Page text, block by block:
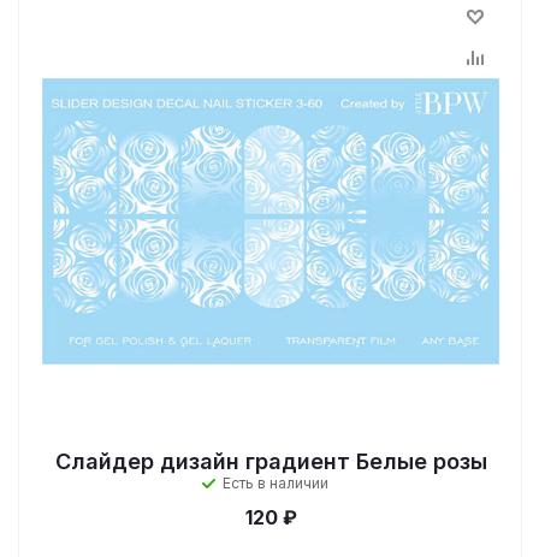
Слайдер дизайн градиент Белые розы
Есть в наличии
120 ₽